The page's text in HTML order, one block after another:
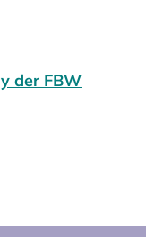
der FBW